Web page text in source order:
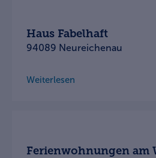
Haus Fabelhaft
94089 Neureichenau
Weiterlesen
Ferienwohnungen am